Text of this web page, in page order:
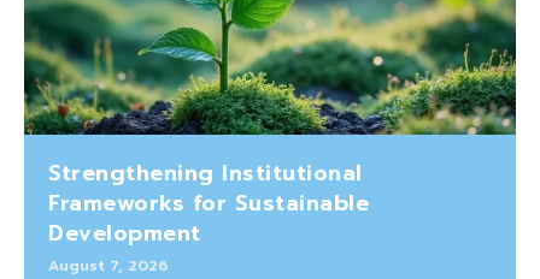
Strengthening Institutional
Frameworks for Sustainable
Development
August 7, 2026